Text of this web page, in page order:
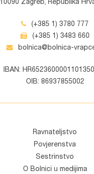
10090 Zagreb, Republika
(+385 1) 3780 777
(+385 1) 3483 660
bolnica@bolnica-
IBAN:
OIB: 86937855002
Ravnateljstvo
Povjerenstva
Sestrinstvo
O Bolnici u medijima